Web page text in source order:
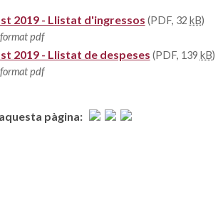
2019 - Llistat d'ingressos (PDF, 32 kB)
pdf
2019 - Llistat de despeses (PDF, 139 kB)
pdf
pàgina: